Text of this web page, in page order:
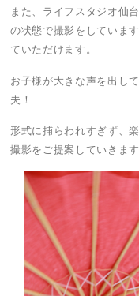
また、ライフスタジオ仙
の状態で撮影をしていま
ていただけます。
お子様が大きな声を出し
夫！
形式に捕らわれすぎず、
撮影をご提案していきます